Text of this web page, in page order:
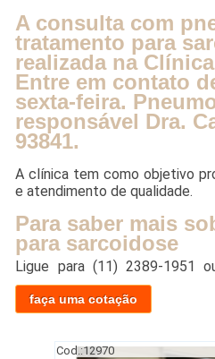
A consulta com
tratamento para
realizada na
Entre em contato
sexta-feira.
responsável Dra.
93841.
A clínica tem como objetivo
e atendimento de qualidade.
Para saber mais
para sarcoidose
Ligue para (11) 2389-1951
faça uma cotação
Cod.:12970